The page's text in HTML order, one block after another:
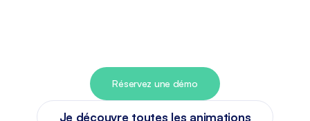
Réservez une démo
Je découvre toutes les animations